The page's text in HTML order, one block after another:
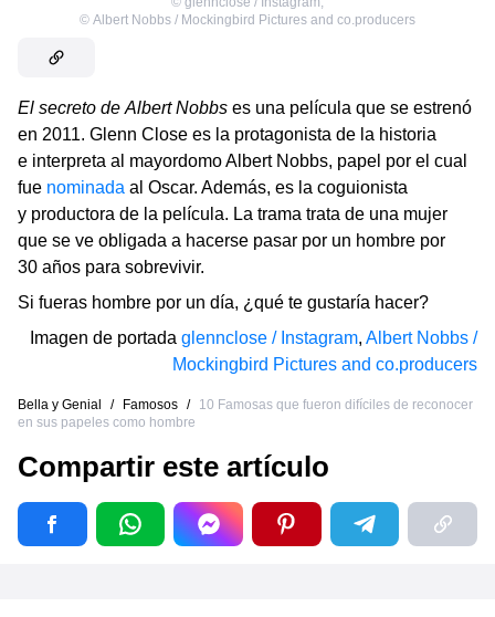
© Albert Nobbs / Mockingbird Pictures and co.producers
El secreto de Albert Nobbs es una película que se estrenó
en 2011. Glenn Close es la protagonista de la historia
e interpreta al mayordomo Albert Nobbs, papel por el cual
fue nominada al Oscar. Además, es la coguionista
y productora de la película. La trama trata de una mujer
que se ve obligada a hacerse pasar por un hombre por
30 años para sobrevivir.
Si fueras hombre por un día, ¿qué te gustaría hacer?
Imagen de portada glennclose / Instagram, Albert Nobbs /
Mockingbird Pictures and co.producers
Bella y Genial / Famosos /
10 Famosas que fueron difíciles de reconocer
en sus papeles como hombre
Compartir este artículo